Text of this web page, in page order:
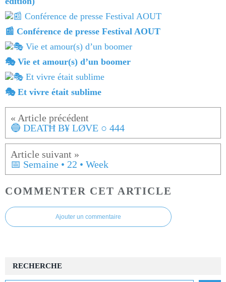
📰 Conférence de presse Festival AOUT
🎭 Vie et amour(s) d’un boomer
🎭 Et vivre était sublime
🔵 DEATĦ B¥ LØVE ○ 444
📅 Semaine • 22 • Week
COMMENTER CET ARTICLE
Ajouter un commentaire
RECHERCHE